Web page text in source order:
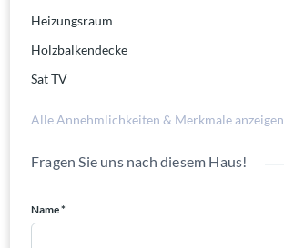
Heizungsraum
Holzbalkendecke
Sat TV
Alle Annehmlichkeiten & Merkmale anzeigen
Fragen Sie uns nach diesem Haus!
Name *